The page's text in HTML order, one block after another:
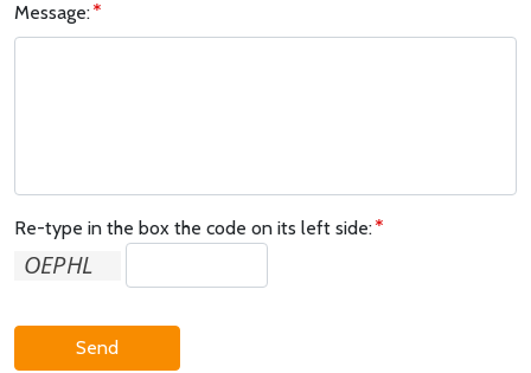
Message:
Re-type in the box the code on its left side:
Send